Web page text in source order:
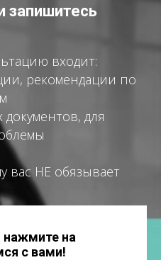
запишитесь
входит:
рекомендации по
для
вас НЕ обязывает
нажмите на
с вами!